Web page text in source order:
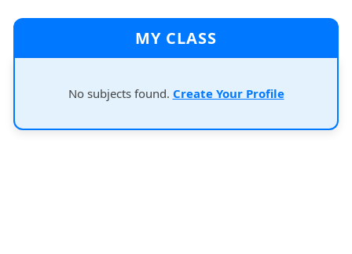
MY CLASS
No subjects found. Create Your Profile